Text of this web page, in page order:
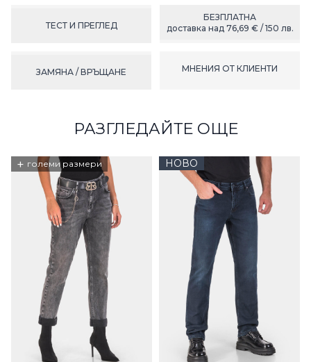
ТЕСТ И ПРЕГЛЕД
БЕЗПЛАТНА
доставка над 76,69 € / 150 лв.
ЗАМЯНА / ВРЪЩАНЕ МНЕНИЯ ОТ КЛИЕНТИ
РАЗГЛЕДАЙТЕ ОЩЕ
+ големи размери НОВО